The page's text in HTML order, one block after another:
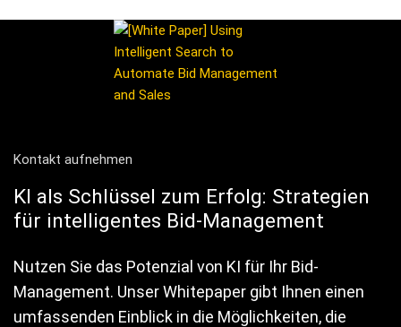
Kontakt aufnehmen
KI als Schlüssel zum Erfolg: Strategien
für intelligentes Bid-Management
Nutzen Sie das Potenzial von KI für Ihr Bid-
Management. Unser Whitepaper gibt Ihnen einen
umfassenden Einblick in die Möglichkeiten, die